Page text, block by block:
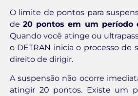
O limite de pontos para
de20 pontos em um período
Quando você atinge ou
o DETRAN inicia o processo de
direito de dirigir.
A suspensão não ocorre
atingir 20 pontos. Existe um